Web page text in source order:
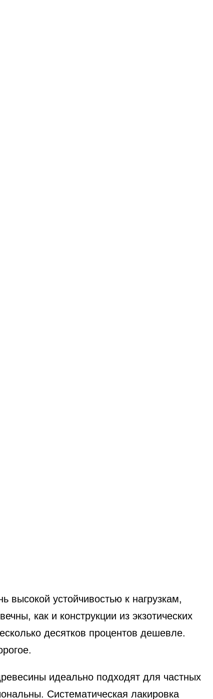
устойчивостью к нагрузкам,
как и конструкции из экзотических
десятков процентов дешевле.
идеально подходят для частных
Систематическая лакировка